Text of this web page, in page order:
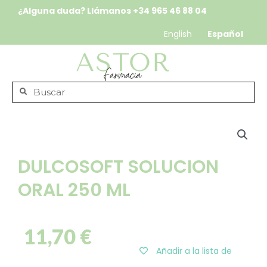
¿Alguna duda? Llámanos +34 965 46 88 04
English
Español
DULCOSOFT SOLUCION
ORAL 250 ML
11,70€
Añadir a la lista de